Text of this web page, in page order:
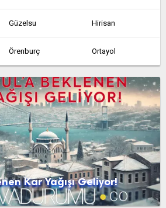
Güzelsu Hirisan
Örenburç Ortayol
Saray Takuriengiz
Yavuzlar
Kar Yağışı Geliyor!